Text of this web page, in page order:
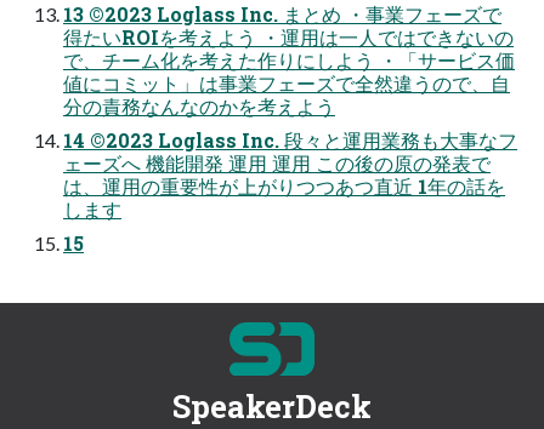
13 ©2023 Loglass Inc. まとめ ・事業フェーズで
得たいROIを考えよう ・運用は一人ではできないの
で、チーム化を考えた作りにしよう ・「サービス価
値にコミット」は事業フェーズで全然違うので、自
分の責務なんなのかを考えよう
14 ©2023 Loglass Inc. 段々と運用業務も大事なフ
ェーズへ 機能開発 運用 運用 この後の原の発表で
は、運用の重要性が上がりつつあつ直近 1年の話を
します
15
SpeakerDeck